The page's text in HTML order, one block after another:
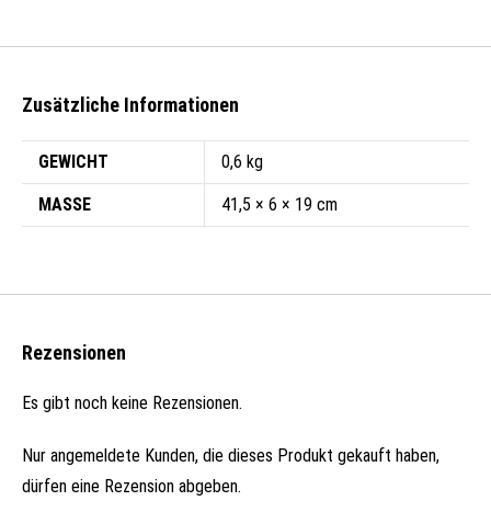
Zusätzliche Informationen
GEWICHT 0,6 kg
MASSE 41,5 × 6 × 19 cm
Rezensionen
Es gibt noch keine Rezensionen.
Nur angemeldete Kunden, die dieses Produkt gekauft haben,
dürfen eine Rezension abgeben.